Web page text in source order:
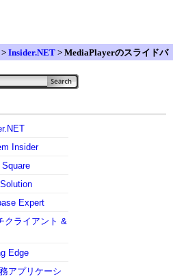
> Insider.NET > MediaPlayerのスライドバ
Insider
Square
Expert
クライアント &
Edge
アプリケーシ